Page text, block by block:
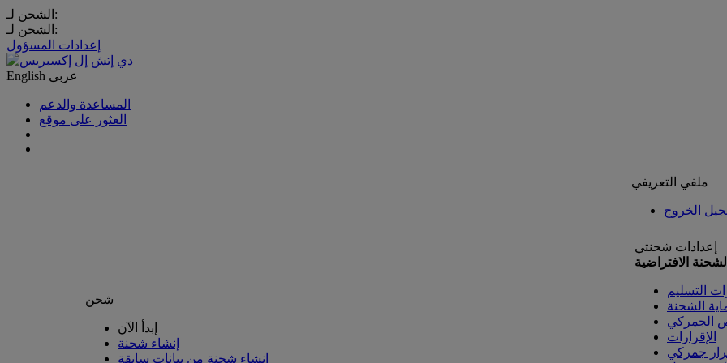
الشحن لـ:
الشحن لـ:
إعدادات المسؤول
English عربى
المساعدة والدعم
العثور على موقع
ملفي التعريفي
الخروج
شحن
إبدأ الآن
إنشاء شحنة
إنشاء شحنة من بيانات سابقة
إعدادات شحنتي
الافتراضية
التسليم
الشحنة
الجمركي
الإقرارات
جمركي